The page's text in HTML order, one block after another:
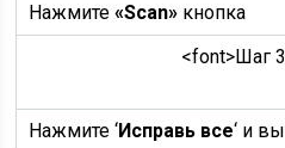
Нажмите«Scan» кнопка
<font>Шаг
Нажмите ‘Исправь все‘ и